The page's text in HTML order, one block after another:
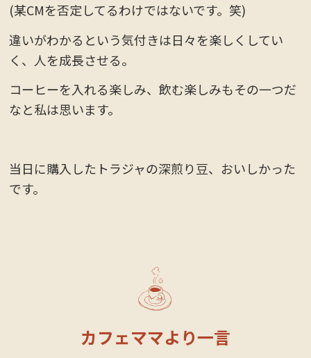
(某CMを否定してるわけではないです。笑)
違いがわかるという気付きは日々を楽しくしてい
く、人を成長させる。
コーヒーを入れる楽しみ、飲む楽しみもその一つだ
なと私は思います。
当日に購入したトラジャの深煎り豆、おいしかった
です。
カフェママより一言